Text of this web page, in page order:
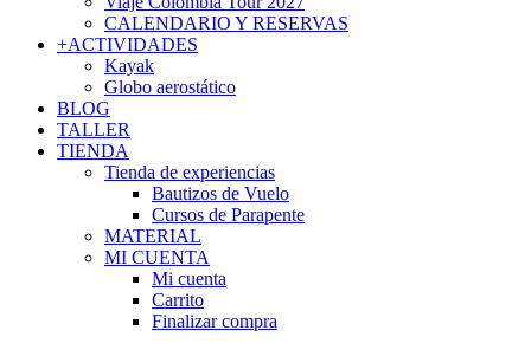
CALENDARIO Y RESERVAS
+ACTIVIDADES
Kayak
Globo aerostático
BLOG
TALLER
TIENDA
Tienda de experiencias
Bautizos de Vuelo
Cursos de Parapente
MATERIAL
MI CUENTA
Mi cuenta
Carrito
Finalizar compra